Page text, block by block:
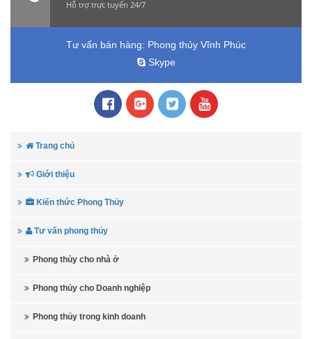
Hỗ trợ trực tuyến 24/7
Tư vấn bán hàng: Phong thủy Vĩnh Phúc
Skype
Trang chủ
Giới thiệu
Kiến thức Phong Thủy
Tư vấn phong thủy
Phong thủy cho nhà ở
Phong thủy cho Doanh nghiệp
Phong thủy trong kinh doanh